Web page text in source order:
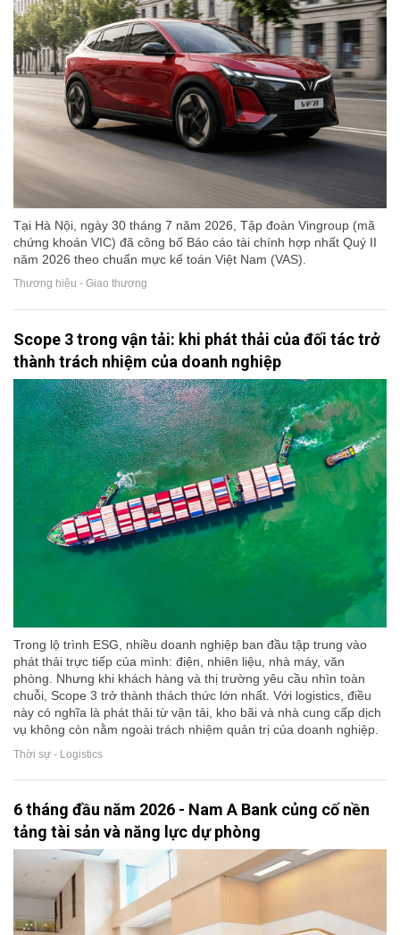
Tại Hà Nội, ngày 30 tháng 7 năm 2026, Tập đoàn Vingroup (mã
chứng khoán VIC) đã công bố Báo cáo tài chính hợp nhất Quý II
năm 2026 theo chuẩn mực kế toán Việt Nam (VAS).
Thương hiệu - Giao thương
Scope 3 trong vận tải: khi phát thải của đối tác trở
thành trách nhiệm của doanh nghiệp
Trong lộ trình ESG, nhiều doanh nghiệp ban đầu tập trung vào
phát thải trực tiếp của mình: điện, nhiên liệu, nhà máy, văn
phòng. Nhưng khi khách hàng và thị trường yêu cầu nhìn toàn
chuỗi, Scope 3 trở thành thách thức lớn nhất. Với logistics, điều
này có nghĩa là phát thải từ vận tải, kho bãi và nhà cung cấp dịch
vụ không còn nằm ngoài trách nhiệm quản trị của doanh nghiệp.
Thời sự - Logistics
6 tháng đầu năm 2026 - Nam A Bank củng cố nền
tảng tài sản và năng lực dự phòng